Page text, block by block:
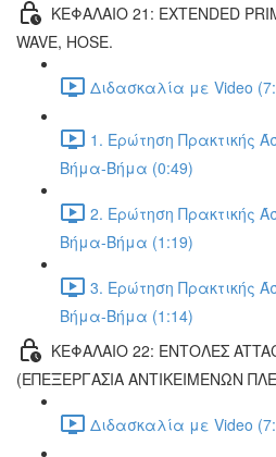
ΚΕΦΑΛΑΙΟ 21: EXTENDED
WAVE, HOSE.
Διδασκαλία με Video
1. Ερώτηση Πρακτικής
Βήμα-Βήμα (0:49)
2. Ερώτηση Πρακτικής
Βήμα-Βήμα (1:19)
3. Ερώτηση Πρακτικής
Βήμα-Βήμα (1:14)
ΚΕΦΑΛΑΙΟ 22: ΕΝΤΟΛΕΣ
(ΕΠΕΞΕΡΓΑΣΙΑ ΑΝΤΙΚΕΙΜΕΝΩΝ
Διδασκαλία με Video